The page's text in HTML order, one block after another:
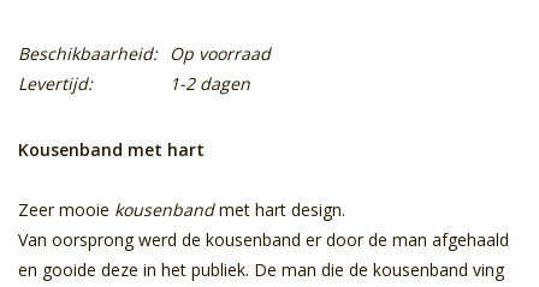
Beschikbaarheid: Op voorraad
Levertijd:
1-2 dagen
Kousenband met hart
Zeer mooie kousenbandmet hart design.
Van oorsprong werd de kousenband er door de man afgehaald
en gooide deze in het publiek. De man die de kousenband ving